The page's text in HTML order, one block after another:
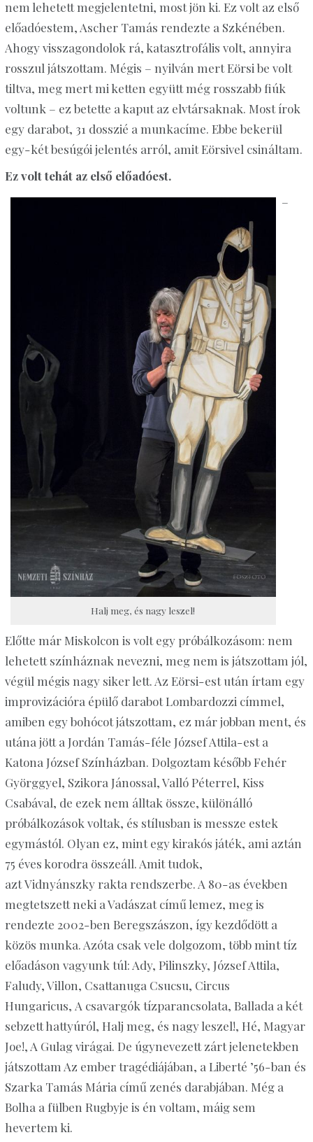
nem lehetett megjelentetni, most jön ki. Ez volt az első
előadóestem, Ascher Tamás rendezte a Szkénében.
Ahogy visszagondolok rá, katasztrofális volt, annyira
rosszul játszottam. Mégis – nyilván mert Eörsi be volt
tiltva, megmert mi ketten együtt még rosszabb fiúk
voltunk – ez betette a kaput az elvtársaknak. Most írok
egy darabot, 31 dosszié a munkacíme. Ebbe bekerül
egy-két besúgói jelentés arról, amit Eörsivel csináltam.
Ez volt tehát az első előadóest.
Halj meg, és nagy leszel!
–
Előtte már Miskolcon is volt egy próbálkozásom: nem
lehetett színháznak nevezni, meg nem is játszottam jól,
végül mégis nagy siker lett. Az Eörsi-est után írtam egy
improvizációra épülő darabot Lombardozzi címmel,
amiben egy bohócot játszottam, ez már jobban ment, és
utána jött a Jordán Tamás-féle József Attila-est a
Katona József Színházban. Dolgoztam később Fehér
Györggyel, Szikora Jánossal, Valló Péterrel, Kiss
Csabával, de ezek nem álltak össze, különálló
próbálkozások voltak, és stílusban is messze estek
egymástól. Olyan ez, mint egy kirakós játék, ami aztán
75 éves korodra összeáll. Amit tudok,
azt Vidnyánszkyrakta rendszerbe. A 80-as években
megtetszett neki a Vadászat című lemez, meg is
rendezte 2002-ben Beregszászon, így kezdődött a
közös munka. Azóta csak vele dolgozom, több mint tíz
előadáson vagyunk túl: Ady, Pilinszky, József Attila,
Faludy, Villon, Csattanuga Csucsu, ­Circus
Hungaricus, A csavargók tízparancsolata, Ballada a két
sebzett hattyúról, Halj meg, és nagy leszel!, Hé, Magyar
Joe!, A Gulagvirágai. De úgynevezett zárt jelenetekben
játszottam Az embertragédiájában, a Liberté ’56-ban és
Szarka Tamás Mária című zenés darabjában. Még a
Bolha a fülben Rugbyje is én voltam, máig sem
hevertem ki.